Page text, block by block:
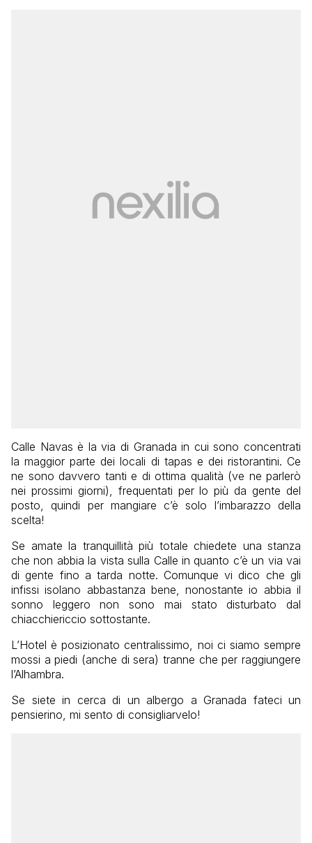
Calle Navas è la via di Granada in cui sono concentrati
la maggior parte dei locali di tapas e dei ristorantini. Ce
ne sono davvero tanti e di ottima qualità (ve ne parlerò
nei prossimi giorni), frequentati per lo più da gente del
posto, quindi per mangiare c’è solo l’imbarazzo della
scelta!
Se amate la tranquillità più totale chiedete una stanza
che non abbia la vista sulla Calle in quanto c’è un via vai
di gente fino a tarda notte. Comunque vi dico che gli
infissi isolano abbastanza bene, nonostante io abbia il
sonno leggero non sono mai stato disturbato dal
chiacchiericcio sottostante.
L’Hotel è posizionato centralissimo, noi ci siamo sempre
mossi a piedi (anche di sera) tranne che per raggiungere
l’Alhambra.
Se siete in cerca di un albergo a Granada fateci un
pensierino, mi sento di consigliarvelo!